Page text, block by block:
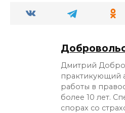
Дмитрий
практикующий
работы в
более 10 лет.
спорах со